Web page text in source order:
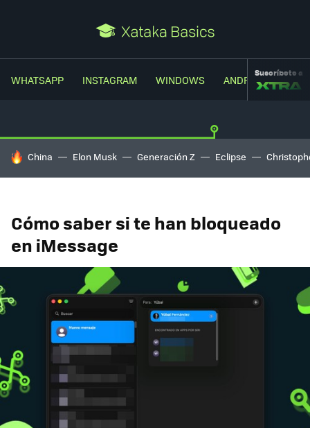
WHATSAPP INSTAGRAM WINDOWS ANDROIDSuscríbete a
HOY SE HABLA DE
China Elon Musk Generación Z Eclipse
Cómo saber si te han bloqueado
en iMessage